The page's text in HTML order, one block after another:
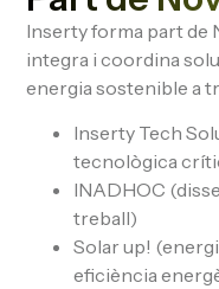
Inserty forma part de
integra i coordina
energia sostenible a
Inserty Tech
tecnològica
INADHOC
treball)
Solar up!
eficiència